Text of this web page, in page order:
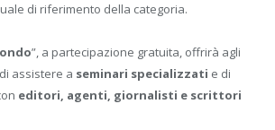
di riferimento della categoria.
”, a partecipazione gratuita, offrirà agli
assistere a seminari specializzati e di
editori, agenti, giornalisti e scrittori